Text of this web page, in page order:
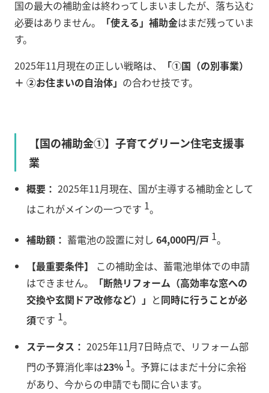
国の最大の補助金は終わってしまいましたが、落ち込む
必要はありません。
「使える」補助金はまだ残っていま
す。
2025年11月現在の正しい戦略は、
「①国（の別事業）
＋ ②お住まいの自治体」 の合わせ技です。
【国の補助金①】子育てグリーン住宅支援事
業
概要： 2025年11月現在、国が主導する補助金として
はこれがメインの一つです 1。
補助額： 蓄電池の設置に対し 64,000円/戸 1。
【最重要条件】
この補助金は、蓄電池単体での申請
はできません。
「断熱リフォーム（高効率な窓への
交換や玄関ドア改修など）」 と同時に行うことが必
須です 1。
ステータス： 2025年11月7日時点で、リフォーム部
門の予算消化率は23% 1。予算にはまだ十分に余裕
があり、今からの申請でも間に合います。